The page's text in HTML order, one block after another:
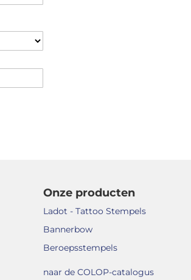
Onze producten
Ladot - Tattoo Stempels
Bannerbow
Beroepsstempels
naar de COLOP-catalogus